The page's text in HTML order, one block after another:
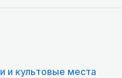
и культовые места